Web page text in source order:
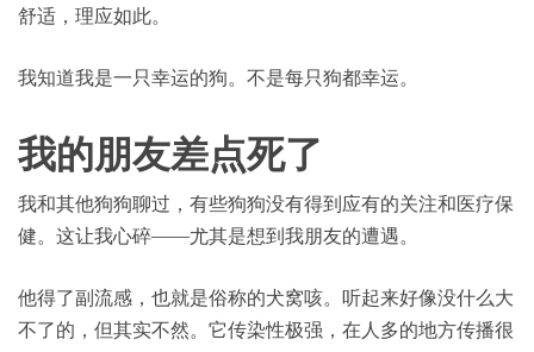
舒适，理应如此。
我知道我是一只幸运的狗。不是每只狗都幸运。
我的朋友差点死了
我和其他狗狗聊过，有些狗狗没有得到应有的关注和医疗保
健。这让我心碎——尤其是想到我朋友的遭遇。
他得了副流感，也就是俗称的犬窝咳。听起来好像没什么大
不了的，但其实不然。它传染性极强，在人多的地方传播很